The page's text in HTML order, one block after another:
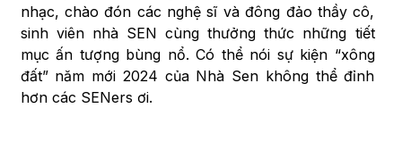
nhạc, chào đón các nghệ sĩ và đông đảo thầy cô,
sinh viên nhà SEN cùng thưởng thức những tiết
mục ấn tượng bùng nổ. Có thể nói sự kiện “xông
đất” năm mới 2024 của Nhà Sen không thể đỉnh
hơn các SENers ơi.